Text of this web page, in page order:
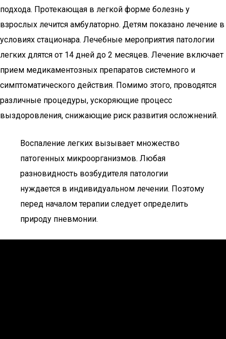
подхода. Протекающая в легкой форме болезнь у
взрослых лечится амбулаторно. Детям показано лечение в
условиях стационара. Лечебные мероприятия патологии
легких длятся от 14 дней до 2 месяцев. Лечение включает
прием медикаментозных препаратов системного и
симптоматического действия. Помимо этого, проводятся
различные процедуры, ускоряющие процесс
выздоровления, снижающие риск развития осложнений.
Воспаление легких вызывает множество
патогенных микроорганизмов. Любая
разновидность возбудителя патологии
нуждается в индивидуальном лечении. Поэтому
перед началом терапии следует определить
природу пневмонии.